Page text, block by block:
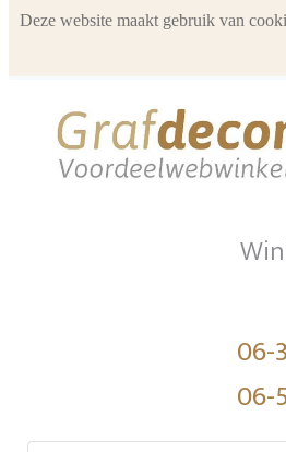
06-
06-
Deze website maakt gebruik van